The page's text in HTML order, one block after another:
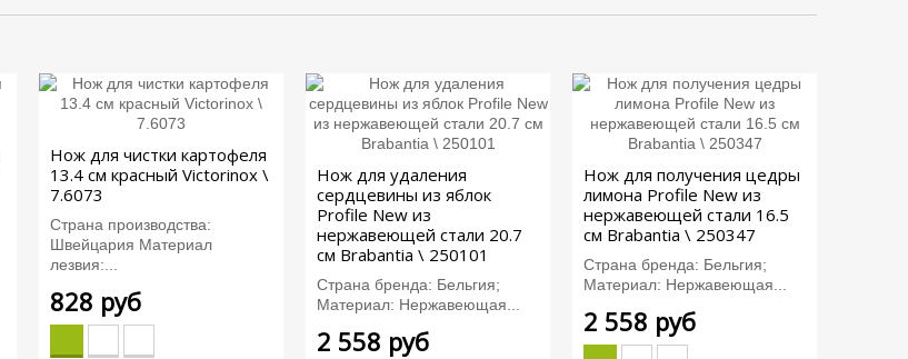
Нож для чистки картофеля
13.4 см красный Victorinox \
7.6073
Страна производства:
Швейцария Материал
лезвия:...
828 руб
Нож для удаления
сердцевины из яблок
Profile New из
нержавеющей стали 20.7
см Brabantia \ 250101
Страна бренда: Бельгия;
Материал: Нержавеющая...
2 558 руб
Нож для получения цедры
лимона Profile New из
нержавеющей стали 16.5
см Brabantia \ 250347
Страна бренда: Бельгия;
Материал: Нержавеющая...
2 558 руб